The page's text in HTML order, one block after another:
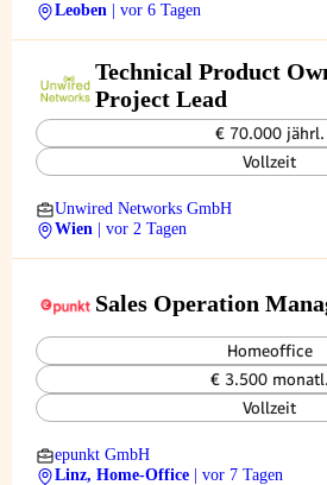
Aktiengesellschaft
Leoben | vor 6 Tagen
Technical Product
Project Lead
€ 70.000 jährl.
Vollzeit
Unwired Networks GmbH
Wien
| vor 2 Tagen
Sales Operation
Homeoffice
€ 3.500 monatl.
Vollzeit
epunkt GmbH
Linz, Home-Office
| vor 7 Tagen